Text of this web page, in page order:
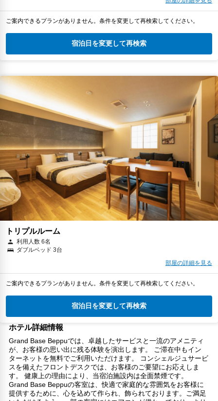
ご案内できるプランがありません。条件を変更して再検索してください。
宿泊日を変更して再検索
トリプルルーム
利用人数 6名
ダブルベッド 3台
部屋の詳細を見る
ご案内できるプランがありません。条件を変更して再検索してください。
宿泊日を変更して再検索
ホテル詳細情報
Grand Base Beppuでは、卓越したサービスと一流のアメニティ
が、お客様の思い出に残る体験を演出します。 ご滞在中もイン
ターネットを無料でご利用いただけます。 コンシェルジュサービ
スを備えたフロントデスクでは、お客様のご要望にお応えしま
す。 健康上の理由により、当宿泊施設内は全面禁煙です。
Grand Base Beppuの客室は、快適で家庭的な雰囲気をお客様に
提供するために、心を込めて作られ、飾られております。ご満足